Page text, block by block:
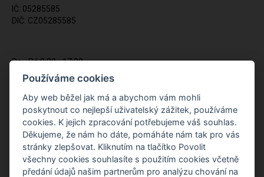
IČ: 05285585
DIČ: CZ05285585
Po - Pá 9:00 - 17:00
(12:00 - 12:30 pauza)
Napište nám kdykoliv!
info@apiso.cz
Používáme cookies
Aby web běžel jak má a abychom vám mohli
poskytnout co nejlepší uživatelský zážitek, používáme
cookies. K jejich zpracování potřebujeme váš souhlas.
Děkujeme, že nám ho dáte, pomáháte nám tak pro vás
stránky zlepšovat. Kliknutím na tlačítko Povolit
všechny cookies souhlasíte s použitím cookies včetně
předání údajů našim partnerům pro analýzu chování na